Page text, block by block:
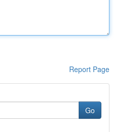
Report Page
Go